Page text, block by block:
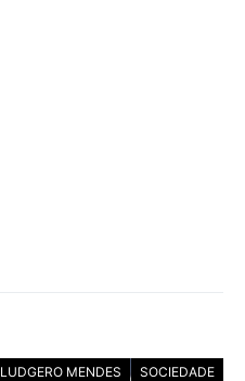
LUDGERO MENDES SOCIEDADE